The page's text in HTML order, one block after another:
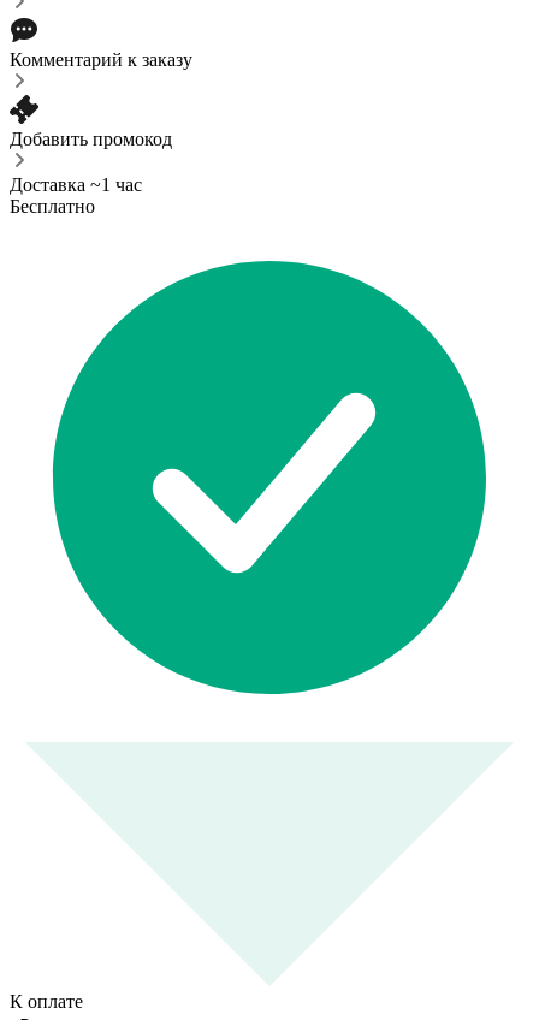
Комментарий к заказу
Добавить промокод
Доставка ~1 час
Бесплатно
К оплате